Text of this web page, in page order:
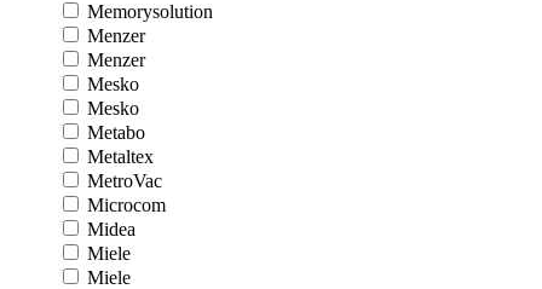
Memorysolution
Menzer
Menzer
Mesko
Mesko
Metabo
Metaltex
MetroVac
Microcom
Midea
Miele
Miele